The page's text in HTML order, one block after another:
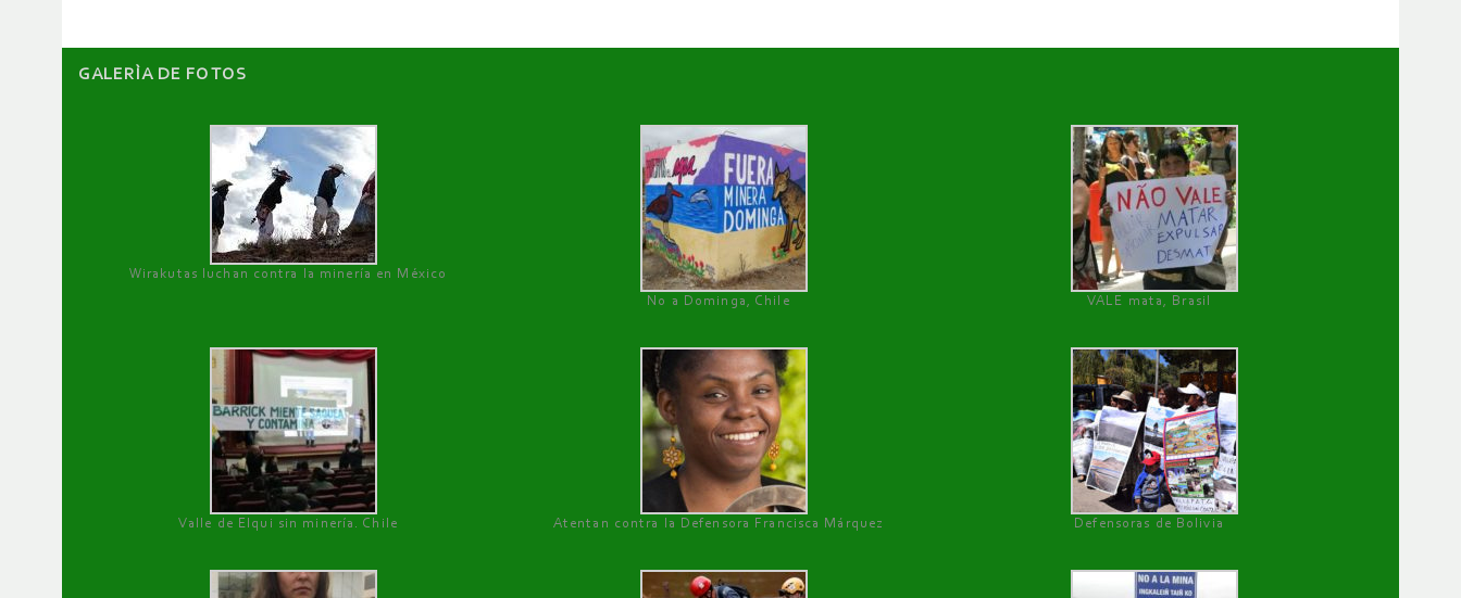
GALERÌA DE FOTOS
Wirakutas luchan contra la minería en México
No a Dominga, Chile
VALE mata, Brasil
Valle de Elqui sin minería. Chile Atentan contra la Defensora Francisca Márquez Defensoras de Bolivia